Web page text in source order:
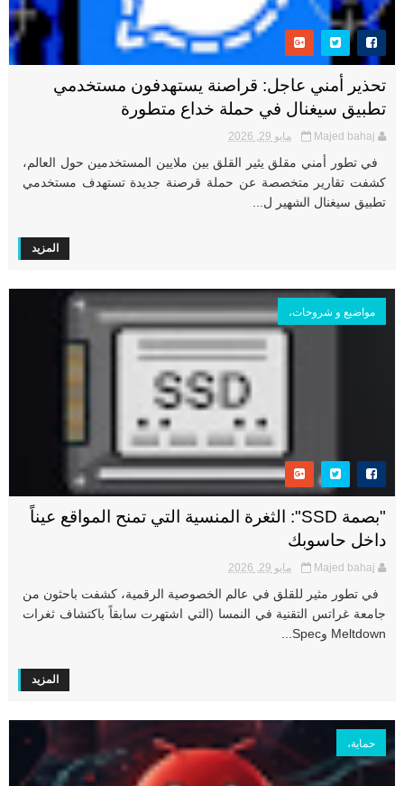
تحذير أمني عاجل: قراصنة يستهدفون مستخدمي
تطبيق سيغنال في حملة خداع متطورة
Majed bahaj مايو 29, 2026
في تطور أمني مقلق يثير القلق بين ملايين المستخدمين حول العالم،
كشفت تقارير متخصصة عن حملة قرصنة جديدة تستهدف مستخدمي
تطبيق سيغنال الشهير ل...
المزيد
مواضيع و شروحات،
"بصمة SSD": الثغرة المنسية التي تمنح المواقع عيناً
داخل حاسوبك
Majed bahaj مايو 29, 2026
في تطور مثير للقلق في عالم الخصوصية الرقمية، كشفت باحثون من
جامعة غراتس التقنية في النمسا (التي اشتهرت سابقاً باكتشاف ثغرات
Meltdown وSpec...
المزيد
حماية،